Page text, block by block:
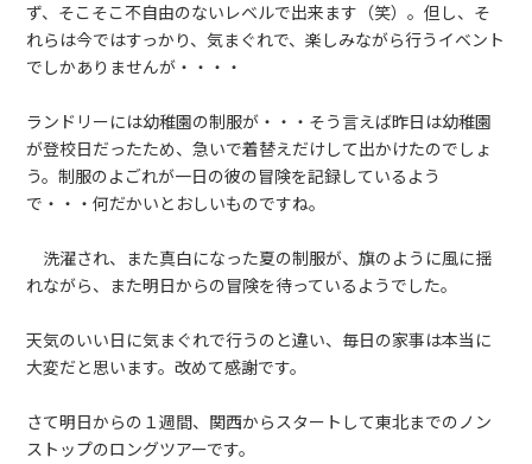
ず、そこそこ不自由のないレベルで出来ます（笑）。但し、そ
れらは今ではすっかり、気まぐれで、楽しみながら行うイベント
でしかありませんが・・・・
ランドリーには幼稚園の制服が・・・そう言えば昨日は幼稚園
が登校日だったため、急いで着替えだけして出かけたのでしょ
う。制服のよごれが一日の彼の冒険を記録しているよう
で・・・何だかいとおしいものですね。
洗濯され、また真白になった夏の制服が、旗のように風に揺
れながら、また明日からの冒険を待っているようでした。
天気のいい日に気まぐれで行うのと違い、毎日の家事は本当に
大変だと思います。改めて感謝です。
さて明日からの１週間、関西からスタートして東北までのノン
ストップのロングツアーです。